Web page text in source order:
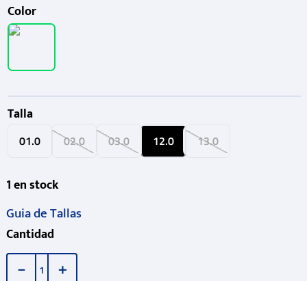
Color
Talla
01.0 02.0 03.0 12.0 13.0
1en stock
Guia de Tallas
Cantidad
＋
－